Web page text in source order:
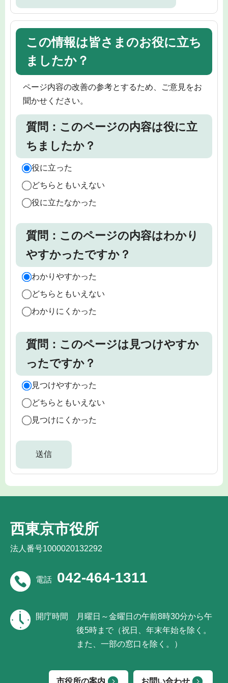
この情報は皆さまのお役に立ち
ましたか？
ページ内容の改善の参考とするため、ご意見をお
聞かせください。
質問：このページの内容は役に立
ちましたか？
役に立った
どちらともいえない
役に立たなかった
質問：このページの内容はわかり
やすかったですか？
わかりやすかった
どちらともいえない
わかりにくかった
質問：このページは見つけやすか
ったですか？
見つけやすかった
どちらともいえない
見つけにくかった
西東京市役所
法人番号1000020132292
電話 042-464-1311
開庁時間
月曜日～金曜日の午前8時30分から午
後5時まで（祝日、年末年始を除く。
また、一部の窓口を除く。）